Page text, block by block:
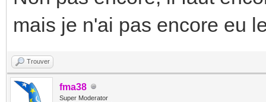
mais je n'ai pas encore eu
Trouver
fma38
Super Moderator